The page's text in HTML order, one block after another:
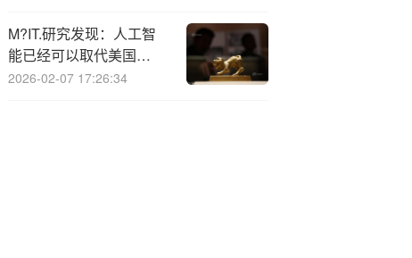
M?IT.研究发现：人工智
能已经可以取代美国
11.7%的劳动力
2026-02-07 17:26:34